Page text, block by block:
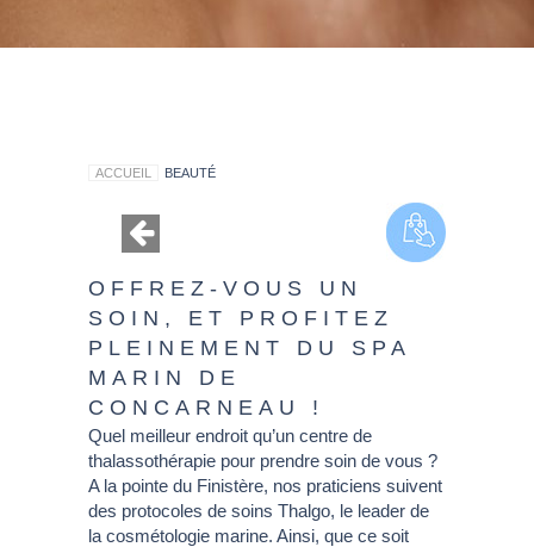
ACCUEIL BEAUTÉ
OFFREZ-VOUS UN
SOIN, ET PROFITEZ
PLEINEMENT DU SPA
MARIN DE
CONCARNEAU !
Quel meilleur endroit qu’un centre de
thalassothérapie pour prendre soin de vous ?
A la pointe du Finistère, nos praticiens suivent
des protocoles de soins Thalgo, le leader de
la cosmétologie marine. Ainsi, que ce soit